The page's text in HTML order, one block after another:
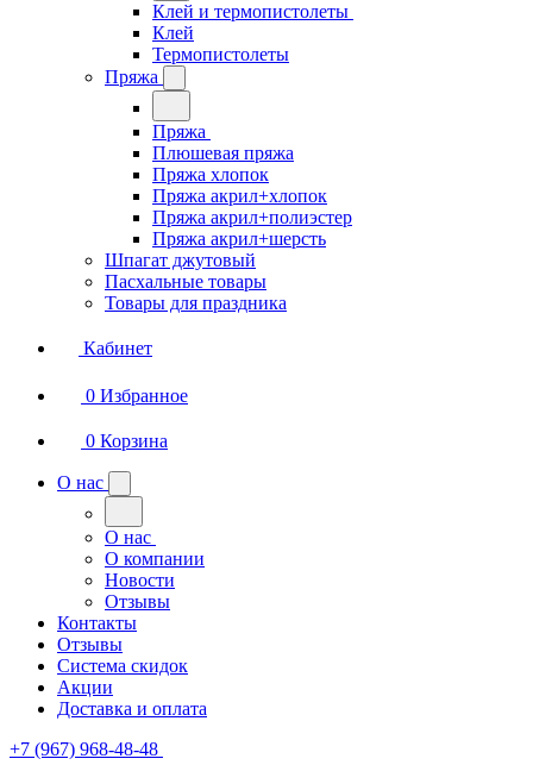
Клей и термопистолеты
Клей
Термопистолеты
Пряжа
Пряжа
Плюшевая пряжа
Пряжа хлопок
Пряжа акрил+хлопок
Пряжа акрил+полиэстер
Пряжа акрил+шерсть
Шпагат джутовый
Пасхальные товары
Товары для праздника
Кабинет
0 Избранное
0 Корзина
О нас
О нас
О компании
Новости
Отзывы
Контакты
Отзывы
Система скидок
Акции
Доставка и оплата
+7 (967) 968-48-48